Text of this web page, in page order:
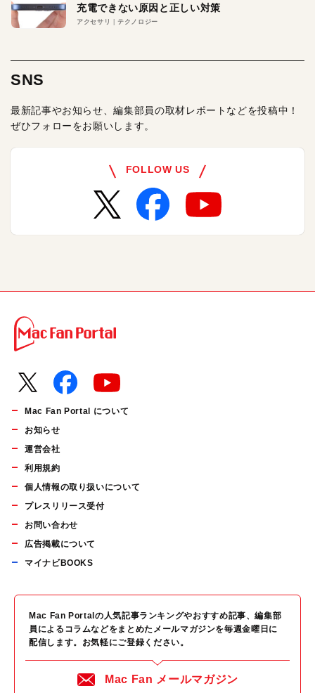
充電できない原因と正しい対策
アクセサリ テクノロジー
SNS
最新記事やお知らせ、編集部員の取材レポートなどを投稿中！
ぜひフォローをお願いします。
FOLLOW US
Mac Fan Portal について
お知らせ
運営会社
利用規約
個人情報の取り扱いについて
プレスリリース受付
お問い合わせ
広告掲載について
マイナビBOOKS
Mac Fan Portalの人気記事ランキングやおすすめ記事、編集部
員によるコラムなどをまとめたメールマガジンを毎週金曜日に
配信します。お気軽にご登録ください。
Mac Fan メールマガジン